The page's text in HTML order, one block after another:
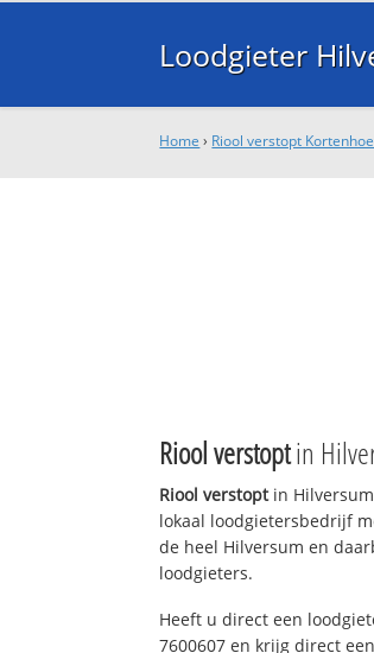
Loodgieter
Home › Riool verstopt
Riool verstoptin
Riool verstoptin Hilversum
lokaal loodgietersbedrijf
de heel Hilversum en
loodgieters.
Heeft u direct een
7600607 en krijg direct